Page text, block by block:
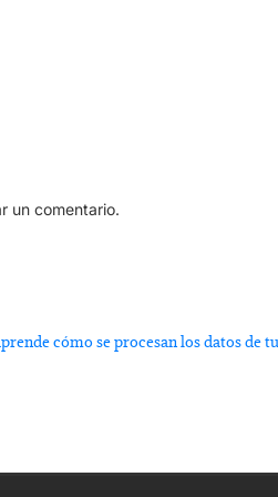
un comentario.
cómo se procesan los datos de